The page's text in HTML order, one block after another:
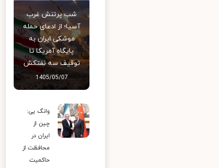
شب پرتنش غرب
آسیا؛ از ادعای حمله
موشکی ایران به
پایگاه آمریکا تا
توقیف سه نفتکش
1405/05/07
وانگ یی:
چین از
ایران در
محافظت از
حاکمیت